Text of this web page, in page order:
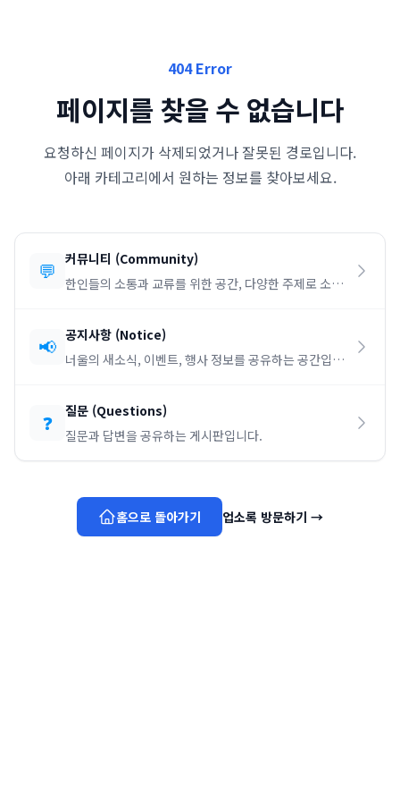
404 Error
페이지를 찾을 수 없습니다
요청하신 페이지가 삭제되었거나 잘못된 경로입니다.
아래 카테고리에서 원하는 정보를 찾아보세요.
💬 커뮤니티 (Community)
한인들의 소통과 교류를 위한 공간, 다양한 주제로 소통
📢 공지사항 (Notice)
너울의 새소식, 이벤트, 행사 정보를 공유하는 공간입니
❓ 질문 (Questions)
질문과 답변을 공유하는 게시판입니다.
홈으로 돌아가기 업소록 방문하기 →